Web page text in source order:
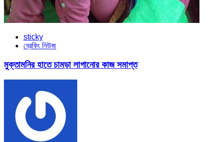
sticky
ব্রেকিং নিউজ
মুক্তামনির হাতে চামড়া লাগানোর কাজ সমাপ্ত